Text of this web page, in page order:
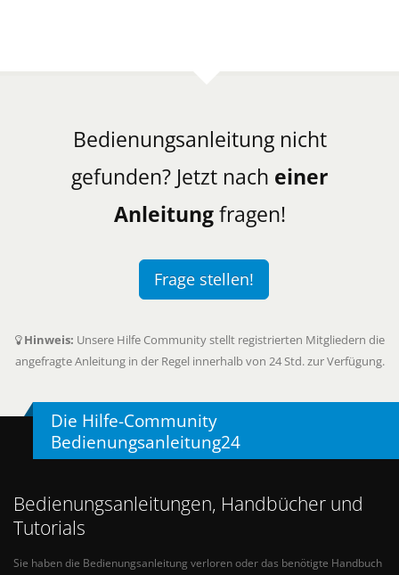
Bedienungsanleitung nicht
gefunden? Jetzt nach einer
Anleitungfragen!
Frage stellen!
Hinweis: Unsere Hilfe Community stellt registrierten Mitgliedern die
angefragte Anleitung in der Regel innerhalb von 24 Std. zur Verfügung.
Die Hilfe-Community
Bedienungsanleitung24
Bedienungsanleitungen, Handbücher und
Tutorials
Sie haben die Bedienungsanleitung verloren oder das benötigte Handbuch